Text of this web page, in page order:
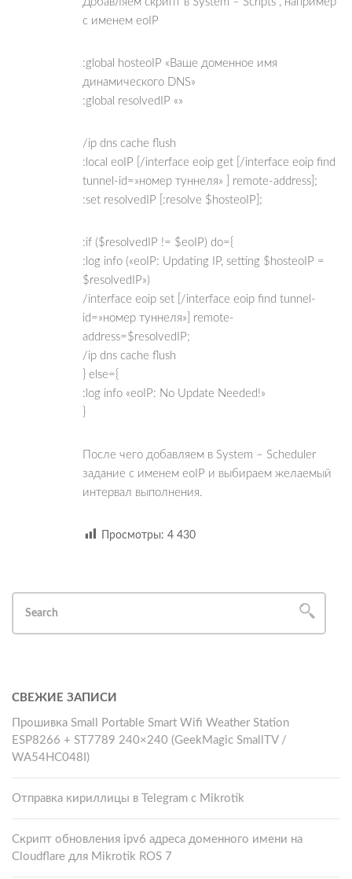
с именем eoIP
:global hosteoIP «Ваше доменное имя
динамического DNS»
:global resolvedIP «»
/ip dns cache flush
:local eoIP [/interface eoip get [/interface eoip find
tunnel-id=»номер туннеля» ] remote-address];
:set resolvedIP [:resolve $hosteoIP];
:if ($resolvedIP != $eoIP) do={
:log info («eoIP: Updating IP, setting $hosteoIP =
$resolvedIP»)
/interface eoip set [/interface eoip find tunnel-
id=»номер туннеля»] remote-
address=$resolvedIP;
/ip dns cache flush
} else={
:log info «eoIP: No Update Needed!»
}
После чего добавляем в System – Scheduler
задание с именем eoIP и выбираем желаемый
интервал выполнения.
Просмотры: 4 430
СВЕЖИЕ ЗАПИСИ
Прошивка Small Portable Smart Wifi Weather Station
ESP8266 + ST7789 240×240 (GeekMagic SmallTV /
WA54HC048I)
Отправка кириллицы в Telegram с Mikrotik
Скрипт обновления ipv6 адреса доменного имени на
Cloudflare для Mikrotik ROS 7